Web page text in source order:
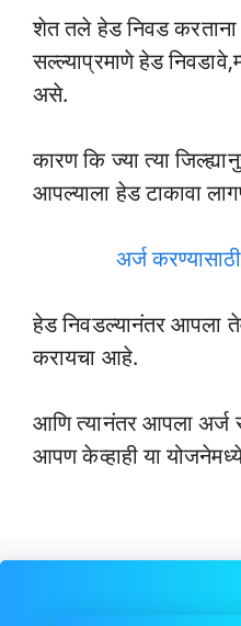
शेत तले हेड निवड
सल्ल्याप्रमाणे हेड
असे.
कारण कि ज्या त्या
आपल्याला हेड टाकावा
अर्ज
हेड निवडल्यानंतर आपला
करायचा आहे.
आणि त्यानंतर आपला अर्ज
आपण केव्हाही या